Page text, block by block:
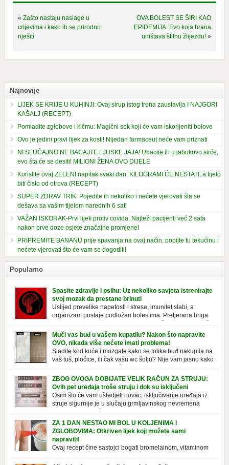
« Zašto nastaju naslage u
crijevima i kako ih se prirodno
riješiti
OVA BOLEST SE ŠIRI KAO
EPIDEMIJA: Evo koja hrana
uništava štitnu žlijezdu! »
Najnovije
LIJEK SE KRIJE U KUHINJI: Ovaj sirup istog trena zaustavlja I NAJGORI
KAŠALJ (RECEPT)
Pomladite zglobove i kičmu: Magični sok koji će vam iskorijeniti bolove
Ovo je jedini pravi lijek za kosti! Nijedan farmaceut neće vam priznati
NI SLUČAJNO NE BACAJTE LJUSKE JAJA! Ubacite ih u jabukovo sirće,
evo šta će se desiti! MILIONI ŽENA OVO DIJELE
Koristite ovaj ZELENI napitak svaki dan: KILOGRAMI ĆE NESTATI, a tijelo
biti čisto od otrova (RECEPT)
SUPER ZDRAV TRIK: Pojedite ih nekoliko i nećete vjerovati šta se
dešava sa vašim tijelom narednih 6 sati
VAŽAN ISKORAK-Prvi lijek protiv covida: Najteži pacijenti već 2 sata
nakon prve doze osjete značajne promjene!
PRIPREMITE BANANU prije spavanja na ovaj način, popijte tu tekućinu i
nećete vjerovati što će vam se dogoditi!
Popularno
Spasite zdravlje i psihu: Uz nekoliko savjeta istrenirajte
svoj mozak da prestane brinuti
Uslijed prevelike napetosti i stresa, imunitet slabi, a
organizam postaje podložan bolestima. Pretjerana briga
ostavlja posljedice na mentalno i na fizičko zdravlje. Može
izazvati stres, depresiju, umor i loše zdravstveno stanje. Jeste li znali da
pretjerana briga može povećati broj otkucaja srca, otežati disanje i
izazvati bljedilo lica? Krv se povlači s površine i odlazi […]
Muči vas buđ u vašem kupatilu? Nakon što napravite
OVO, nikada više nećete imati problema!
Sjedite kod kuće i mozgate kako se tolika buđ nakupila na
vaš tuš, pločice, ili čak vašu wc šolju? Nije vam jasno kako
se stvorila tamo, no ono što vam je sigurno jasno je da to
ne izgleda nikako lijepo. Na svu sreću, donosimo vam jednostavan
pripravak koji sami možete napraviti u vašem domu, a […]
ZBOG OVOGA DOBIJATE VELIK RAČUN ZA STRUJU:
Ovih pet uređaja troše struju i dok su isključeni
Osim što će vam uštedjeti novac, isključivanje uređaja iz
struje sigurnije je u slučaju grmljavinskog nevremena
Znate li da vaši kućanski aparati vode tajni život dok su isključeni? Ovo
je popis uređaja koji troše električnu energiju čak i kada su u stanju
mirovanja: Punjač mobitela […]
ZA 1 DAN NESTAO MI BOL U KOLJENIMA I
ZGLOBOVIMA: Otkriven lijek koji možete sami
napraviti!
Ovaj recept čine sastojci bogati bromelainom, vitaminom